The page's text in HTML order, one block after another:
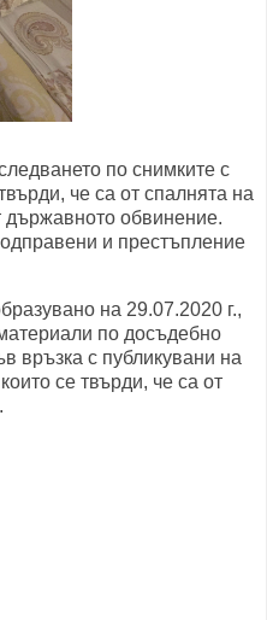
по снимките с
че са от спалнята на
обвинение.
и престъпление
на 29.07.2020 г.,
по досъдебно
връзка с публикувани на
се твърди, че са от